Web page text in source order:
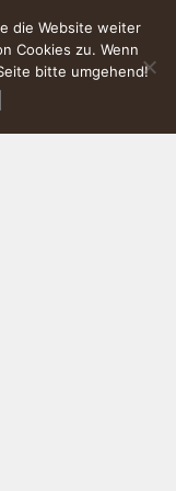
die Website weiter
Cookies zu. Wenn
bitte umgehend!